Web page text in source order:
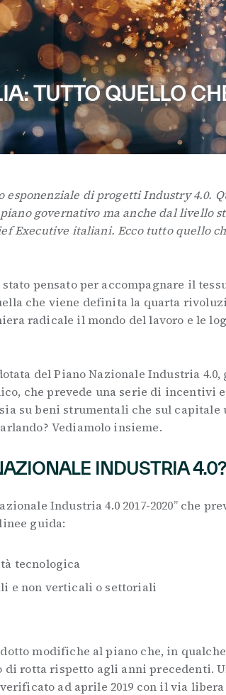
TUTTO QUELLO
esponenziale di progetti Industry 4.0.
governativo ma anche dal livello
Executive italiani. Ecco tutto quello
pensato per accompagnare il
che viene definita la quarta
radicale il mondo del lavoro e le
del Piano Nazionale Industria
che prevede una serie di incentivi
su beni strumentali che sul capitale
Vediamolo insieme.
INDUSTRIA 4.0?
Industria 4.0 2017-2020” che
guida:
tecnologica
e non verticali o settoriali
modifiche al piano che, in
di rotta rispetto agli anni precedenti.
ad aprile 2019 con il via